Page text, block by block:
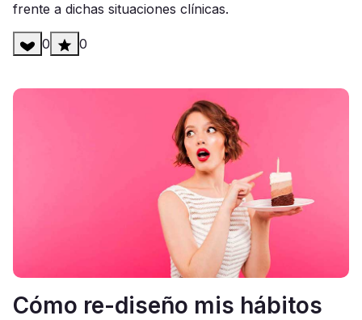
frente a dichas situaciones clínicas.
0 0
Cómo re-diseño mis hábitos